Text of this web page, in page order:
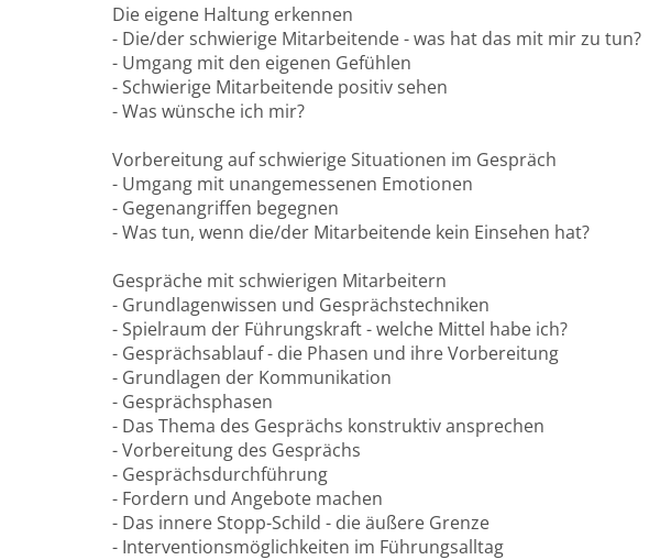
Die eigene Haltung erkennen
- Die/der schwierige Mitarbeitende - was hat das mit mir zu tun?
- Umgang mit den eigenen Gefühlen
- Schwierige Mitarbeitende positiv sehen
- Was wünsche ich mir?
Vorbereitung auf schwierige Situationen im Gespräch
- Umgang mit unangemessenen Emotionen
- Gegenangriffen begegnen
- Was tun, wenn die/der Mitarbeitende kein Einsehen hat?
Gespräche mit schwierigen Mitarbeitern
- Grundlagenwissen und Gesprächstechniken
- Spielraum der Führungskraft - welche Mittel habe ich?
- Gesprächsablauf - die Phasen und ihre Vorbereitung
- Grundlagen der Kommunikation
- Gesprächsphasen
- Das Thema des Gesprächs konstruktiv ansprechen
- Vorbereitung des Gesprächs
- Gesprächsdurchführung
- Fordern und Angebote machen
- Das innere Stopp-Schild - die äußere Grenze
- Interventionsmöglichkeiten im Führungsalltag